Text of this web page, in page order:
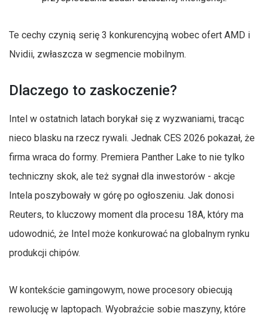
Te cechy czynią serię 3 konkurencyjną wobec ofert AMD i
Nvidii, zwłaszcza w segmencie mobilnym.
Dlaczego to zaskoczenie?
Intel w ostatnich latach borykał się z wyzwaniami, tracąc
nieco blasku na rzecz rywali. Jednak CES 2026 pokazał, że
firma wraca do formy. Premiera Panther Lake to nie tylko
techniczny skok, ale też sygnał dla inwestorów - akcje
Intela poszybowały w górę po ogłoszeniu. Jak donosi
Reuters, to kluczowy moment dla procesu 18A, który ma
udowodnić, że Intel może konkurować na globalnym rynku
produkcji chipów.
W kontekście gamingowym, nowe procesory obiecują
rewolucję w laptopach. Wyobraźcie sobie maszyny, które